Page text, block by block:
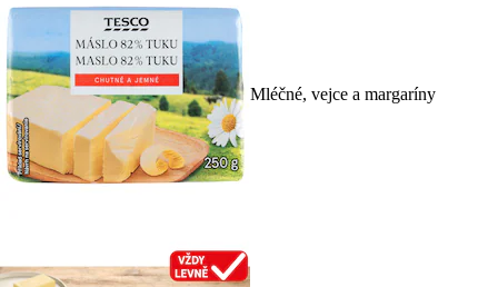
Mléčné, vejce a margaríny